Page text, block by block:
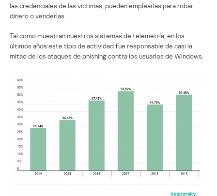
las credenciales de las víctimas, pueden emplearlas para robar
dinero o venderlas.
Tal como muestran nuestros sistemas de telemetría, en los
últimos años este tipo de actividad fue responsable de casi la
mitad de los ataques de phishing contra los usuarios de Windows.